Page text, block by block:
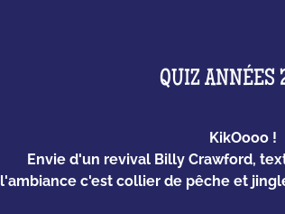
QUIZ
KikOooo !
Envie d'un revival Billy Crawford,
l'ambiance c'est collier de pêche et